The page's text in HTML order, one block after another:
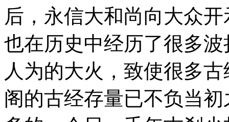
后，永信大和尚向大众
也在历史中经历了很多
人为的大火，致使很多
阁的古经存量已不负当